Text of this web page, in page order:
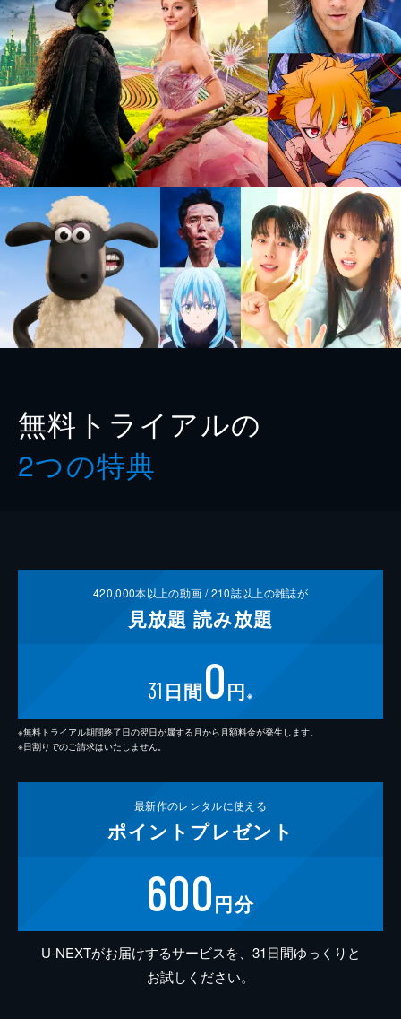
無料トライアルの
2つの特典
420,000本以上の動画 /210誌以上の雑誌が
見放題 読み放題
31 日間0円 ※
※無料トライアル期間終了日の翌日が属する月から月額料金が発生します。
※日割りでのご請求はいたしません。
最新作のレンタルに使える
ポイント プレゼント
600円分
U-NEXTがお届けするサービスを、31日間ゆっくりと
お試しください。